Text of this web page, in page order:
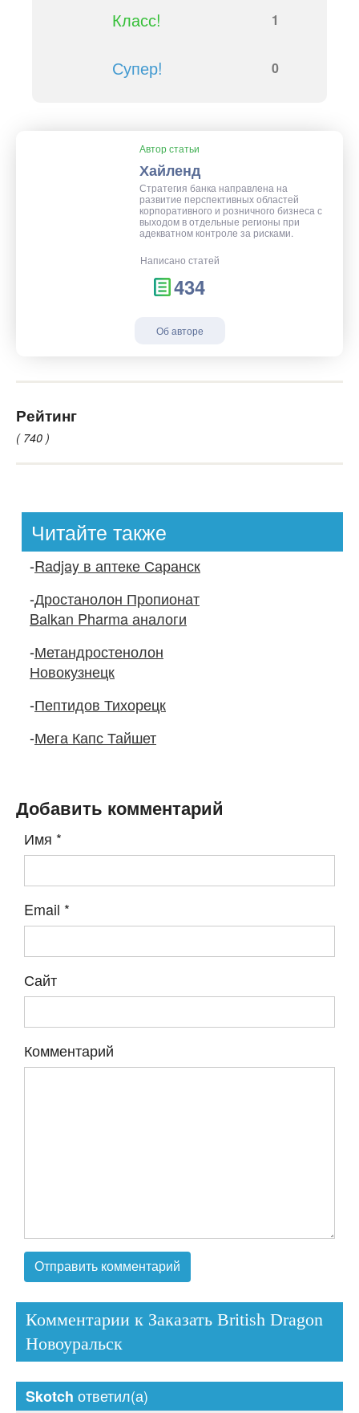
Класс! 1
Супер! 0
Автор статьи
Хайленд
Стратегия банка направлена на
развитие перспективных областей
корпоративного и розничного бизнеса с
выходом в отдельные регионы при
адекватном контроле за рисками.
Написано статей
434
Об авторе
Рейтинг
( 740 )
Читайте также
-Radjay в аптеке Саранск
-Дростанолон Пропионат
Balkan Pharma аналоги
-Метандростенолон
Новокузнецк
-Пептидов Тихорецк
-Мега Капс Тайшет
Добавить комментарий
Имя *
Email *
Сайт
Комментарий
Комментарии к Заказать British Dragon
Новоуральск
Skotch ответил(а)